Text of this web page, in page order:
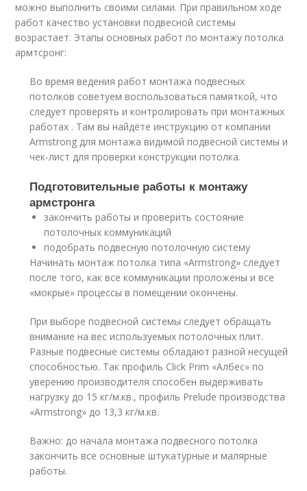
можно выполнить своими силами. При правильном ходе
работ качество установки подвесной системы
возрастает. Этапы основных работ по монтажу потолка
армтсронг:
Во время ведения работ монтажа подвесных
потолков советуем воспользоваться памяткой, что
следует проверять и контролировать при монтажных
работах . Там вы найдёте инструкцию от компании
Armstrong для монтажа видимой подвесной системы и
чек-лист для проверки конструкции потолка.
Подготовительные работы к монтажу
армстронга
закончить работы и проверить состояние
потолочных коммуникаций
подобрать подвесную потолочную систему
Начинать монтаж потолка типа «Armstrong» следует
после того, как все коммуникации проложены и все
«мокрые» процессы в помещении окончены.
При выборе подвесной системы следует обращать
внимание на вес используемых потолочных плит.
Разные подвесные системы обладают разной несущей
способностью. Так профиль Click Prim «Албес» по
уверению производителя способен выдерживать
нагрузку до 15 кг/м.кв., профиль Prelude производства
«Armstrong» до 13,3 кг/м.кв.
Важно: до начала монтажа подвесного потолка
закончить все основные штукатурные и малярные
работы.